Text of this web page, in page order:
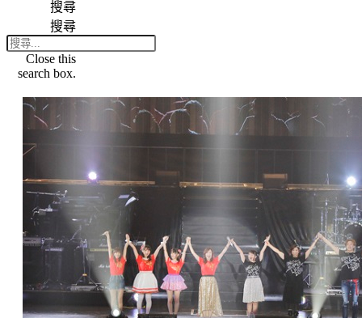
搜尋
搜尋
Close this
search box.